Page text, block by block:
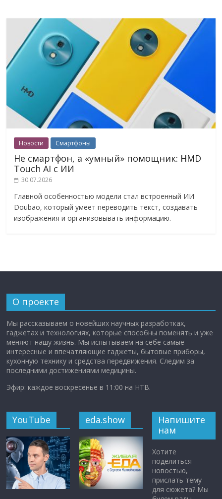
Новости Смартфоны
Не смартфон, а «умный» помощник: HMD
Touch AI с ИИ
30.07.2026
Главной особенностью модели стал встроенный ИИ
Doubao, который умеет переводить текст, создавать
изображения и организовывать информацию.
О проекте
Мы рассказываем о новейших научных разработках,
гаджетах и технологиях, которые способны поменять и уже
меняют нашу жизнь. Мы испытываем на себе самые
интересные и впечатляющие гаджеты, бытовые приборы,
кухонную технику и средства передвижения. Следим за
последними достижениями медицины.
Эфир: каждое воскресенье в 11:00 на НТВ.
YouTube eda.show
Напишите
нам
Хотите
поделиться
новостью,
прислать тему
для сюжета? Мы